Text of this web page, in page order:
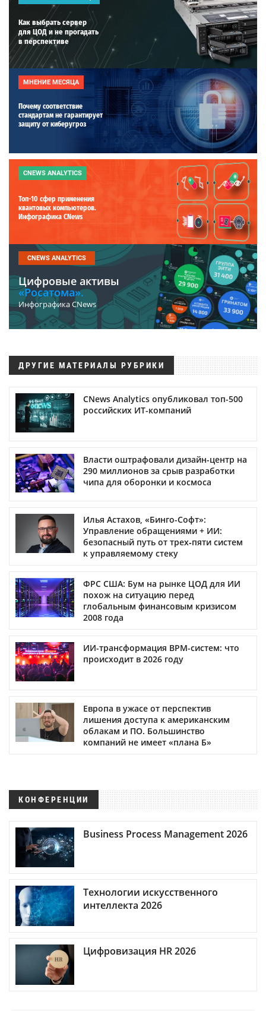
Как выбрать сервер
для ЦОД и не прогадать
в перспективе
МНЕНИЕ МЕСЯЦА
Почему соответствие
стандартам не гарантирует
защиту от киберугроз
CNEWS ANALYTICS
Топ-10 сфер применения
квантовых компьютеров.
Инфографика CNews
CNEWS ANALYTICS
Цифровые активы
«Росатома».
Инфографика CNews
ДРУГИЕ МАТЕРИАЛЫ РУБРИКИ
CNews Analytics опубликовал топ-500
российских ИТ-компаний
Власти оштрафовали дизайн-центр на
290 миллионов за срыв разработки
чипа для оборонки и космоса
Илья Астахов, «Бинго-Софт»:
Управление обращениями + ИИ:
безопасный путь от трех‑пяти систем
к управляемому стеку
ФРС США: Бум на рынке ЦОД для ИИ
похож на ситуацию перед
глобальным финансовым кризисом
2008 года
ИИ-трансформация BPM-систем: что
происходит в 2026 году
Европа в ужасе от перспектив
лишения доступа к американским
облакам и ПО. Большинство
компаний не имеет «плана Б»
КОНФЕРЕНЦИИ
Business Process Management 2026
Технологии искусственного
интеллекта 2026
Цифровизация HR 2026